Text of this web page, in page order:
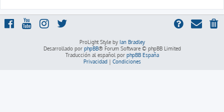
ProLight Style by Ian Bradley
Desarrollado por phpBB® Forum Software © phpBB Limited
Traducción al español por phpBB España
Privacidad| Condiciones